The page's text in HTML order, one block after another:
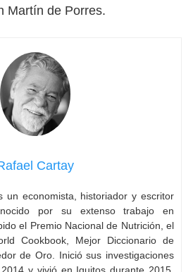
Martín de Porres.
Cartay
un economista, historiador y escritor
por su extenso trabajo en
el Premio Nacional de Nutrición, el
Cookbook, Mejor Diccionario de
de Oro. Inició sus investigaciones